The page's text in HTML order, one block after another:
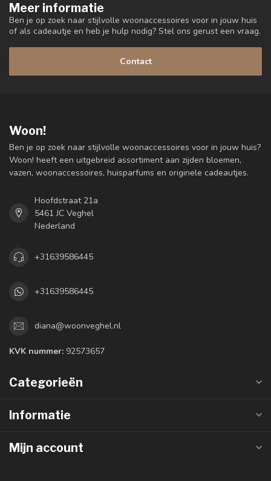
Meer informatie
Ben je op zoek naar stijlvolle woonaccessoires voor in jouw huis
of als cadeautje en heb je hulp nodig? Stel ons gerust een vraag.
Contact
Woon!
Ben je op zoek naar stijlvolle woonaccessoires voor in jouw huis?
Woon! heeft een uitgebreid assortiment aan zijden bloemen,
vazen, woonaccessoires, huisparfums en originele cadeautjes.
Hoofdstraat 21a
5461 JC Veghel
Nederland
+31639586445
+31639586445
diana@woonveghel.nl
KVK nummer: 92573657
Categorieën
Informatie
Mijn account